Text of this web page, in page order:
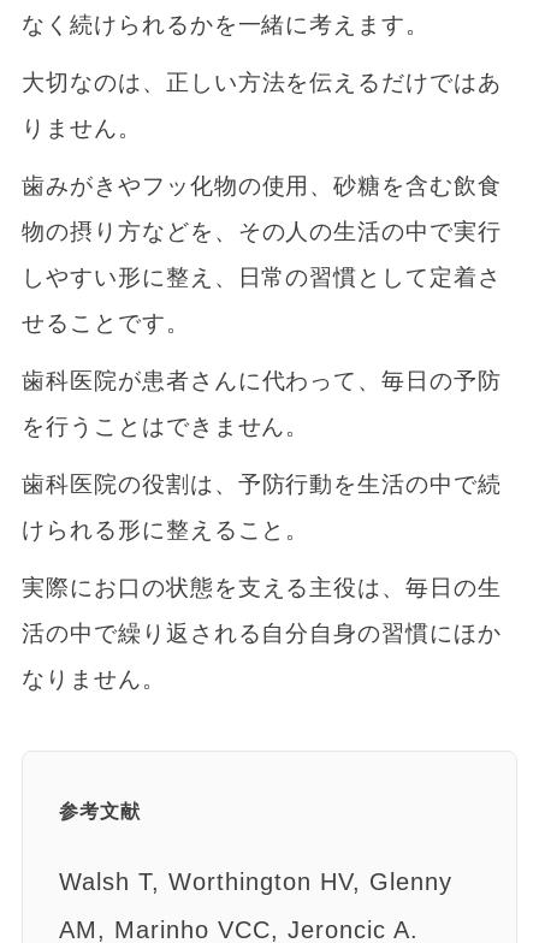
なく続けられるかを一緒に考えます。
大切なのは、正しい方法を伝えるだけではあ
りません。
歯みがきやフッ化物の使用、砂糖を含む飲食
物の摂り方などを、その人の生活の中で実行
しやすい形に整え、日常の習慣として定着さ
せることです。
歯科医院が患者さんに代わって、毎日の予防
を行うことはできません。
歯科医院の役割は、予防行動を生活の中で続
けられる形に整えること。
実際にお口の状態を支える主役は、毎日の生
活の中で繰り返される自分自身の習慣にほか
なりません。
参考文献
Walsh T, Worthington HV, Glenny
AM, Marinho VCC, Jeroncic A.